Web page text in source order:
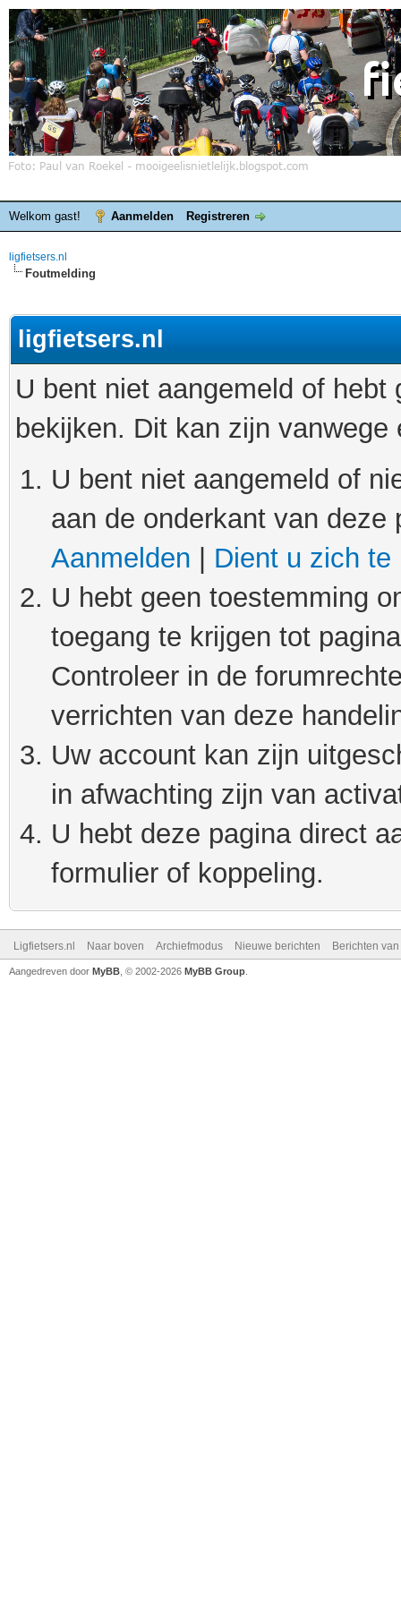
Welkom gast! Aanmelden Registreren
ligfietsers.nl
Foutmelding
ligfietsers.nl
U bent niet aangemeld of
bekijken. Dit kan zijn
U bent niet aangemeld of
aan de onderkant van
Aanmelden
Dient u zich te
U hebt geen toestemming
toegang te krijgen tot
Controleer in de
verrichten van deze
Uw account kan zijn
in afwachting zijn van
U hebt deze pagina direct
formulier of koppeling.
Ligfietsers.nl Naar boven Archiefmodus Nieuwe berichten Berichten
Aangedreven door MyBB , © 2002-2026 MyBB Group